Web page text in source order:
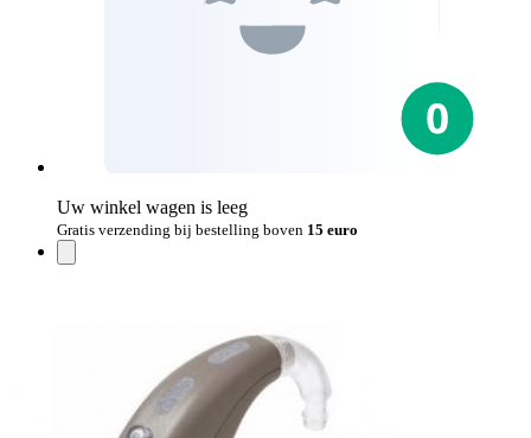
Uw winkel wagen is leeg
Gratis verzending bij bestelling boven 15 euro